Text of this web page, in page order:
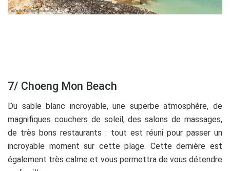
7/ Choeng Mon Beach
Du sable blanc incroyable, une superbe atmosphère, de
magnifiques couchers de soleil, des salons de massages,
de très bons restaurants : tout est réuni pour passer un
incroyable moment sur cette plage. Cette dernière est
également très calme et vous permettra de vous détendre